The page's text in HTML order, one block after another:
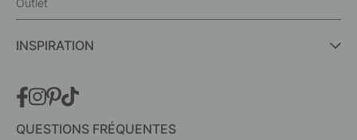
Outlet
INSPIRATION
QUESTIONS FRÉQUENTES